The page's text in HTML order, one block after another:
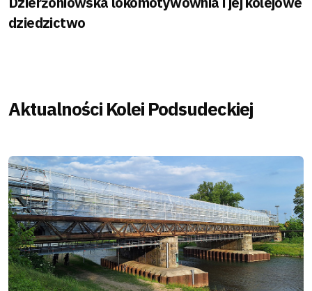
dziedzictwo
Aktualności Kolei Podsudeckiej